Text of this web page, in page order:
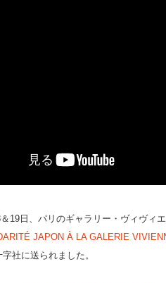
19日、パリのギャラリー・ヴィヴィ
JAPON À LA GALERIE
社に送られました。